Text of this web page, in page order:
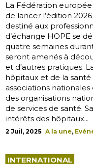
La Fédération
de lancer l’édition
destiné aux
d’échange HOPE se
quatre semaines
seront amenés à
et d’autres pratiques.
hôpitaux et de la
associations
des organisations
de services de santé.
intérêts des hôpitaux...
2 Juil, 2025 A la une,
INTERNATIONAL